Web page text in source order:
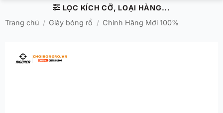
LỌC KÍCH CỠ, LOẠI HÀNG...
Trang chủ / Giày bóng rổ / Chính Hãng Mới 100%